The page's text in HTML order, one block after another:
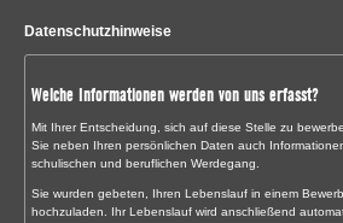
Datenschutzhinweise
Welche Informationen werden von uns erfasst?
Mit Ihrer Entscheidung, sich auf diese Stelle zu
Sie neben Ihren persönlichen Daten auch
schulischen und beruflichen Werdegang.
Sie wurden gebeten, Ihren Lebenslauf in einem
hochzuladen. Ihr Lebenslauf wird anschließend